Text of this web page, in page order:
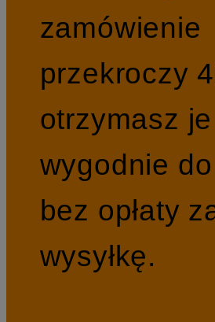
zamówienie
przekroczy
otrzymasz je
wygodnie
bez opłaty
wysyłkę.